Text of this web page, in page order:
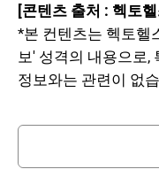
[콘텐츠 출처 : 헥토
*본 컨텐츠는 헥토헬
보' 성격의 내용으로,
정보와는 관련이 없